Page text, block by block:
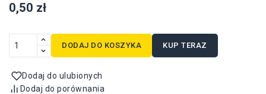
0,50 zł
DODAJ DO KOSZYKA KUP TERAZ
Dodaj do ulubionych
Dodaj do porównania